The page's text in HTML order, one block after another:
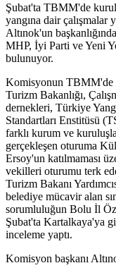
Şubat'ta TBMM'de
yangına dair
Altınok'un
MHP, İyi Parti ve Yeni
bulunuyor.
Komisyonun TBMM'de
Turizm Bakanlığı,
dernekleri, Türkiye
Standartları Enstitüsü
farklı kurum ve
gerçekleşen oturuma
Ersoy'un katılmaması
vekilleri oturumu terk
Turizm Bakanı
belediye mücavir alan
sorumluluğun Bolu İl
Şubat'ta Kartalkaya'ya
inceleme yaptı.
Komisyon başkanı